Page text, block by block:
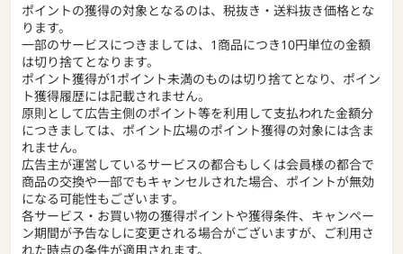
ポイントの獲得の対象となるのは、税抜き・送料抜き価格とな
ります。
一部のサービスにつきましては、1商品につき10円単位の金額
は切り捨てとなります。
ポイント獲得が1ポイント未満のものは切り捨てとなり、ポイン
ト獲得履歴には記載されません。
原則として広告主側のポイント等を利用して支払われた金額分
につきましては、ポイント広場のポイント獲得の対象には含ま
れません。
広告主が運営しているサービスの都合もしくは会員様の都合で
商品の交換や一部でもキャンセルされた場合、ポイントが無効
になる可能性もございます。
各サービス・お買い物の獲得ポイントや獲得条件、キャンペー
ン期間が予告なしに変更される場合がございますが、ご利用さ
れた時点の条件が適用されます。